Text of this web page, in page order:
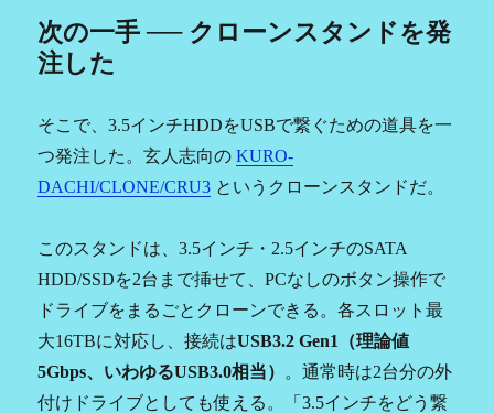
次の一手 ── クローンスタンドを発
注した
そこで、3.5インチHDDをUSBで繋ぐための道具を一
つ発注した。玄人志向のKURO-
DACHI/CLONE/CRU3 というクローンスタンドだ。
このスタンドは、3.5インチ・2.5インチのSATA
HDD/SSDを2台まで挿せて、PCなしのボタン操作で
ドライブをまるごとクローンできる。各スロット最
大16TBに対応し、接続はUSB3.2 Gen1（理論値
5Gbps、いわゆるUSB3.0相当） 。通常時は2台分の外
付けドライブとしても使える。「3.5インチをどう繋